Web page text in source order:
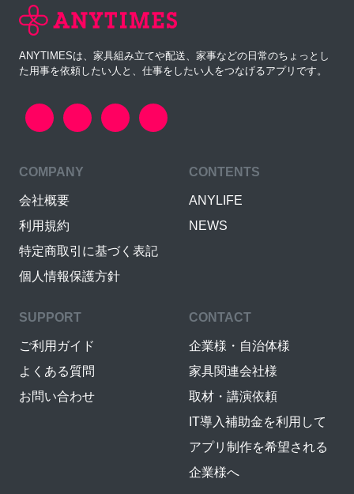
ANYTIMESは、家具組み立てや配送、家事などの日常のちょっとし
た用事を依頼したい人と、仕事をしたい人をつなげるアプリです。
COMPANY
会社概要
利用規約
特定商取引に基づく表記
個人情報保護方針
CONTENTS
ANYLIFE
NEWS
SUPPORT
ご利用ガイド
よくある質問
お問い合わせ
CONTACT
企業様・自治体様
家具関連会社様
取材・講演依頼
IT導入補助金を利用して
アプリ制作を希望される
企業様へ